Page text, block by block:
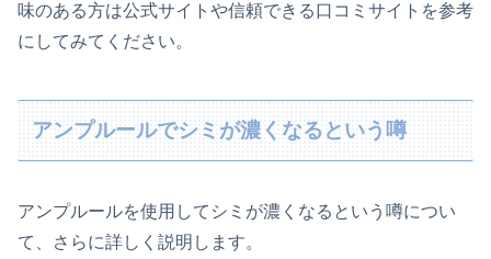
味のある方は公式サイトや信頼できる口コミサイトを参考
にしてみてください。
アンプルールでシミが濃くなるという噂
アンプルールを使用してシミが濃くなるという噂につい
て、さらに詳しく説明します。